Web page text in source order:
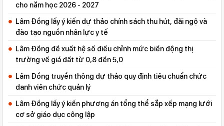
cho năm học 2026 - 2027
Lâm Đồng lấy ý kiến dự thảo chính sách thu hút, đãi ngộ và
đào tạo nguồn nhân lực y tế
Lâm Đồng đề xuất hệ số điều chỉnh mức biến động thị
trường về giá đất từ 0,8 đến 5,0
Lâm Đồng truyền thông dự thảo quy định tiêu chuẩn chức
danh viên chức quản lý
Lâm Đồng lấy ý kiến phương án tổng thể sắp xếp mạng lưới
cơ sở giáo dục công lập